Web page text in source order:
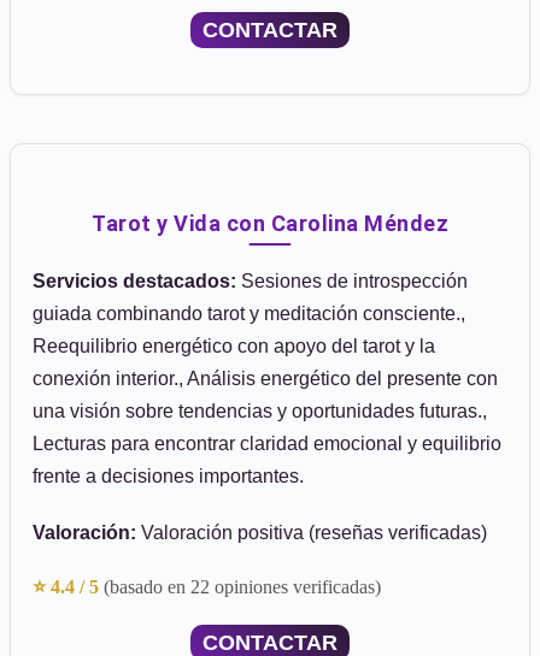
CONTACTAR
Tarot y Vida con Carolina Méndez
Servicios destacados: Sesiones de introspección
guiada combinando tarot y meditación consciente.,
Reequilibrio energético con apoyo del tarot y la
conexión interior., Análisis energético del presente con
una visión sobre tendencias y oportunidades futuras.,
Lecturas para encontrar claridad emocional y equilibrio
frente a decisiones importantes.
Valoración: Valoración positiva (reseñas verificadas)
⭐ 4.4 / 5 (basado en 22 opiniones verificadas)
CONTACTAR